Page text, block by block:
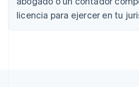
licencia para ejercer en tu
English
Croacia
EnglishItaliano